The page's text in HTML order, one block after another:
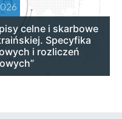
celne i skarbowe
Specyfika
i rozliczeń